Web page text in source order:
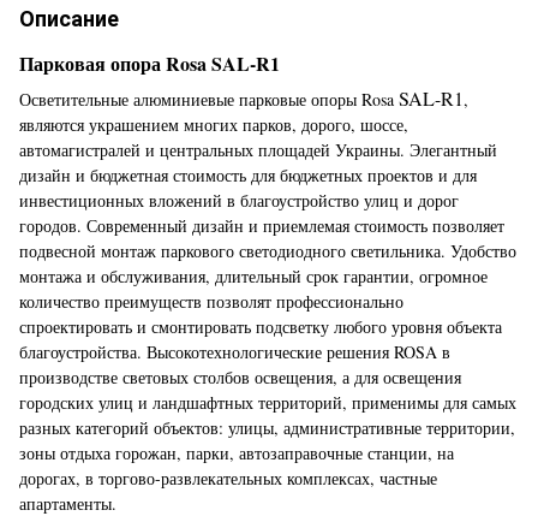
Описание
Парковая опора Rosa SAL-R1
Осветительные алюминиевые парковые опоры Rosa SAL-R1,
являются украшением многих парков, дорого, шоссе,
автомагистралей и центральных площадей Украины. Элегантный
дизайн и бюджетная стоимость для бюджетных проектов и для
инвестиционных вложений в благоустройство улиц и дорог
городов. Современный дизайн и приемлемая стоимость позволяет
подвесной монтаж паркового светодиодного светильника. Удобство
монтажа и обслуживания, длительный срок гарантии, огромное
количество преимуществ позволят профессионально
спроектировать и смонтировать подсветку любого уровня объекта
благоустройства. Высокотехнологические решения ROSA в
производстве световых столбов освещения, а для освещения
городских улиц и ландшафтных территорий, применимы для самых
разных категорий объектов: улицы, административные территории,
зоны отдыха горожан, парки, автозаправочные станции, на
дорогах, в торгово-развлекательных комплексах, частные
апартаменты.